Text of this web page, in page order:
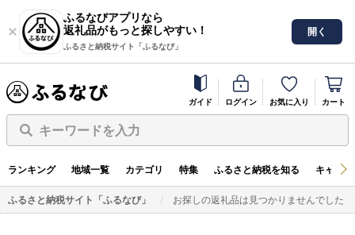
ふるなびアプリなら
返礼品がもっと探しやすい！
ふるさと納税サイト「ふるなび」
開く
ガイド ログイン お気に入り カート
キーワードを入力
ランキング 地域一覧 カテゴリ 特集 ふるさと納税を知る キャン
ふるさと納税サイト「ふるなび」 お探しの返礼品は見つかりませんでした